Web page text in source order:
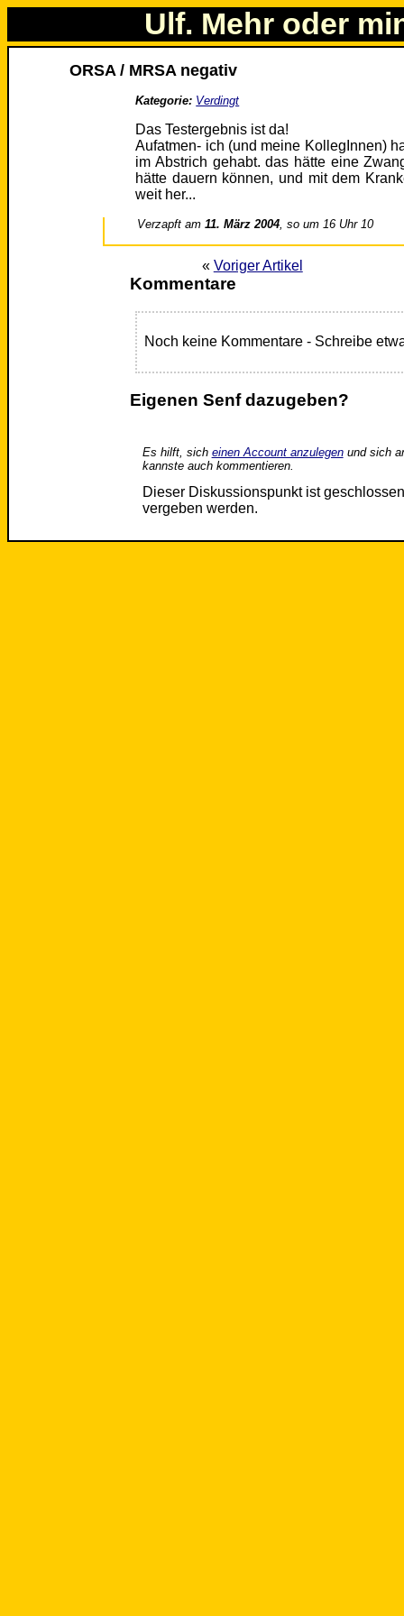
Ulf. Mehr oder
ORSA / MRSA negativ
Kategorie: Verdingt
Das Testergebnis ist da!
Aufatmen- ich (und meine KollegInnen)
im Abstrich gehabt. das hätte eine
hätte dauern können, und mit dem
weit her...
Verzapft am11. März 2004, so um 16 Uhr 10
« Voriger Artikel
Kommentare
Noch keine Kommentare - Schreibe
Eigenen Senf dazugeben?
Es hilft, sich einen Account anzulegenund sich
kannste auch kommentieren.
Dieser Diskussionspunkt ist
vergeben werden.